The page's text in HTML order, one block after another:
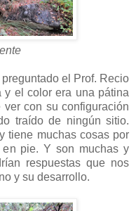
el Prof. Recio
el color era una pátina
con su configuración
traído de ningún sitio.
tiene muchas cosas por
pie. Y son muchas y
respuestas que nos
y su desarrollo.